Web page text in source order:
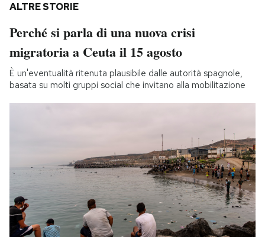
ALTRE STORIE
Perché si parla di una nuova crisi
migratoria a Ceuta il 15 agosto
È un'eventualità ritenuta plausibile dalle autorità spagnole,
basata su molti gruppi social che invitano alla mobilitazione